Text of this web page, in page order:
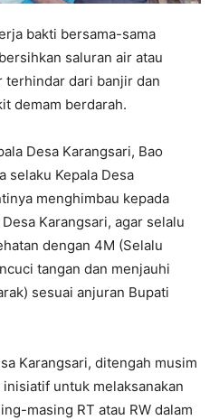
bakti bersama-sama
saluran air atau
terhindar dari banjir dan
demam berdarah.
Desa Karangsari, Bao
selaku Kepala Desa
menghimbau kepada
Karangsari, agar selalu
dengan 4M (Selalu
tangan dan menjauhi
sesuai anjuran Bupati
Karangsari, ditengah musim
untuk melaksanakan
masing RT atau RW dalam